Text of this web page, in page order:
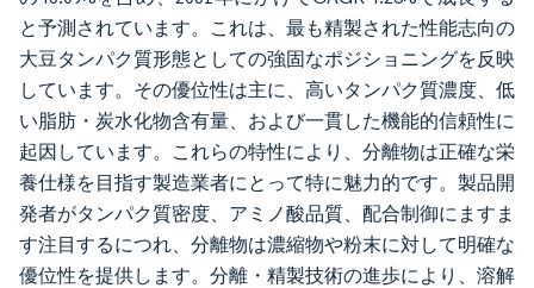
と予測されています。これは、最も精製された性能志向の
大豆タンパク質形態としての強固なポジショニングを反映
しています。その優位性は主に、高いタンパク質濃度、低
い脂肪・炭水化物含有量、および一貫した機能的信頼性に
起因しています。これらの特性により、分離物は正確な栄
養仕様を目指す製造業者にとって特に魅力的です。製品開
発者がタンパク質密度、アミノ酸品質、配合制御にますま
す注目するにつれ、分離物は濃縮物や粉末に対して明確な
優位性を提供します。分離・精製技術の進歩により、溶解